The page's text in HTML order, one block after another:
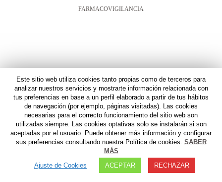
FARMACOVIGILANCIA
Este sitio web utiliza cookies tanto propias como de terceros para
analizar nuestros servicios y mostrarte información relacionada con
tus preferencias en base a un perfil elaborado a partir de tus hábitos
de navegación (por ejemplo, páginas visitadas). Las cookies
necesarias para el correcto funcionamiento del sitio web son
utilizadas siempre. Las cookies optativas solo se instalarán si son
aceptadas por el usuario. Puede obtener más información y configurar
sus preferencias consultando nuestra Política de cookies. SABER
MÁS
Ajuste de Cookies
ACEPTAR RECHAZAR